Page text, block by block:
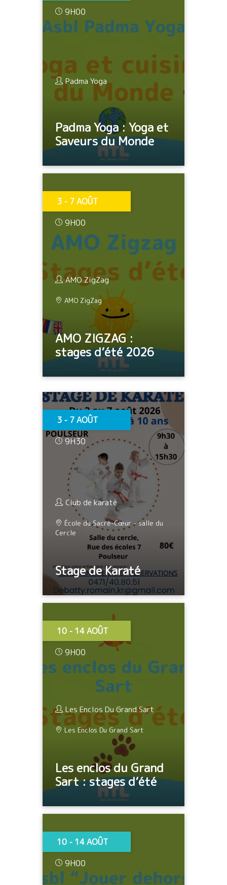
9H00
Padma Yoga
Padma Yoga : Yoga et
Saveurs du Monde
3 - 7 AOÛT
9H00
AMO ZigZag
AMO ZigZag
AMO ZIGZAG :
stages d’été 2026
3 - 7 AOÛT
9H30
Club de karaté
École du Sacré-Cœur - salle du
Cercle
Stage de Karaté
10 - 14 AOÛT
9H00
Les Enclos Du Grand Sart
Les Enclos Du Grand Sart
Les enclos du Grand
Sart : stages d’été
10 - 14 AOÛT
9H00